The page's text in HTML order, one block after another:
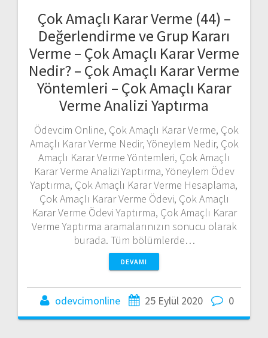
Çok Amaçlı Karar Verme (44) –
Değerlendirme ve Grup Kararı
Verme – Çok Amaçlı Karar Verme
Nedir? – Çok Amaçlı Karar Verme
Yöntemleri – Çok Amaçlı Karar
Verme Analizi Yaptırma
Ödevcim Online, Çok Amaçlı Karar Verme, Çok
Amaçlı Karar Verme Nedir, Yöneylem Nedir, Çok
Amaçlı Karar Verme Yöntemleri, Çok Amaçlı
Karar Verme Analizi Yaptırma, Yöneylem Ödev
Yaptırma, Çok Amaçlı Karar Verme Hesaplama,
Çok Amaçlı Karar Verme Ödevi, Çok Amaçlı
Karar Verme Ödevi Yaptırma, Çok Amaçlı Karar
Verme Yaptırma aramalarınızın sonucu olarak
burada. Tüm bölümlerde…
DEVAMI
odevcimonline 25 Eylül 2020 0